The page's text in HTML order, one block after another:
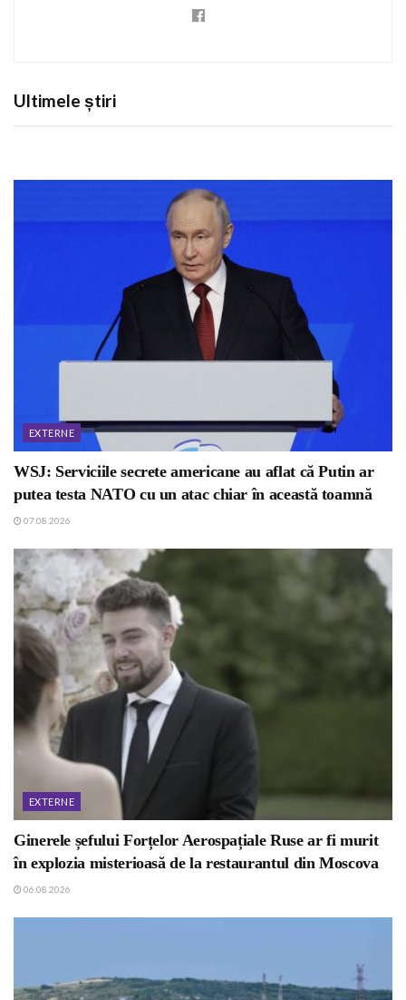
Ultimele știri
EXTERNE
WSJ: Serviciile secrete americane au aflat că Putin ar
putea testa NATO cu un atac chiar în această toamnă
07.08.2026
EXTERNE
Ginerele șefului Forțelor Aerospațiale Ruse ar fi murit
în explozia misterioasă de la restaurantul din Moscova
06.08.2026